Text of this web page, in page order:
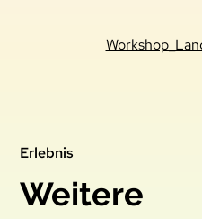
Erlebnis
Weitere